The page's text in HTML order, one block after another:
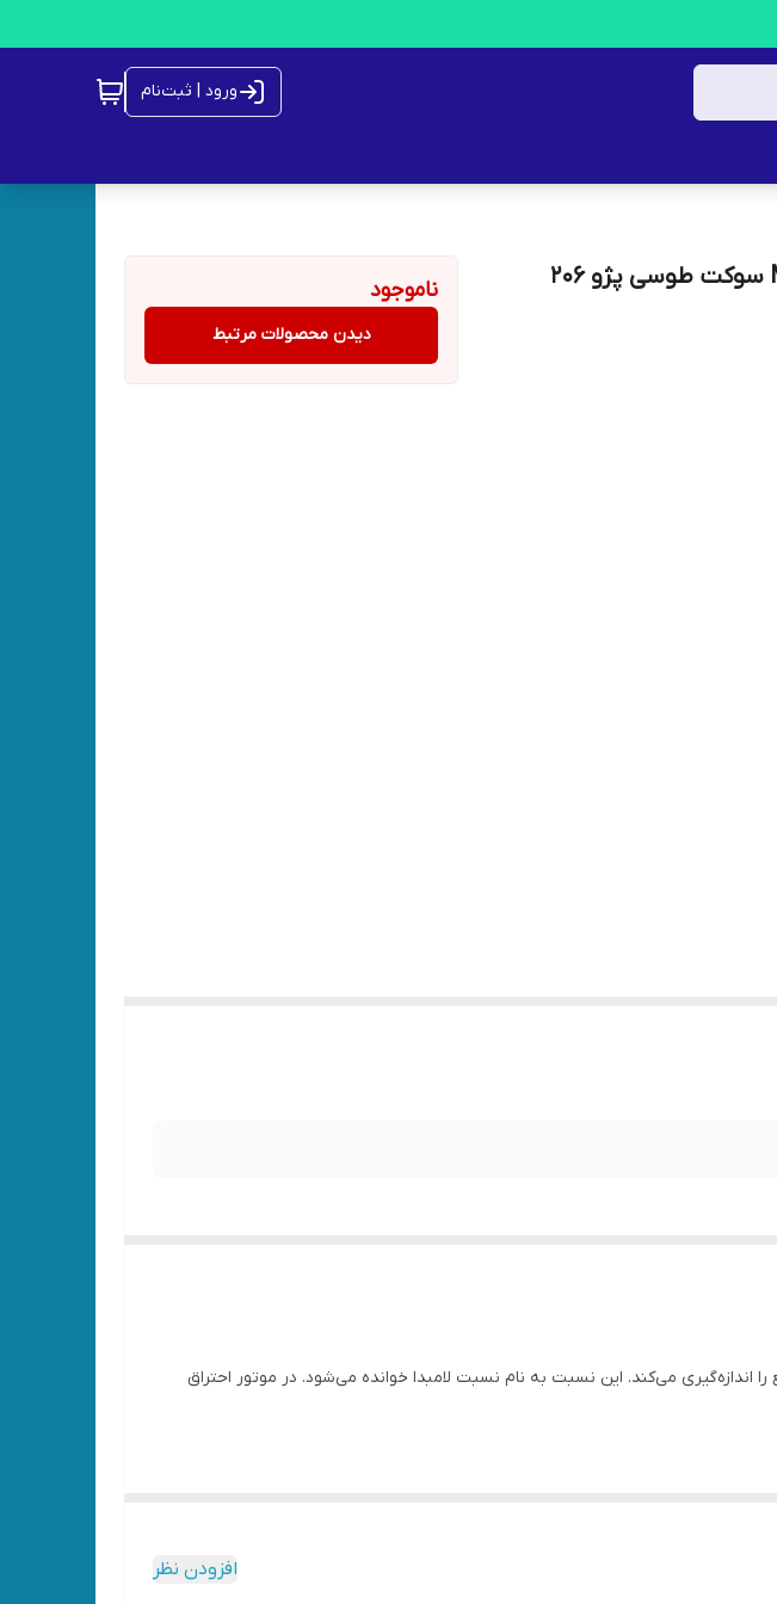
ورود | ثبت‌نام
ناموجود
دیدن محصولات مرتبط
را اندازه‌گیری می‌کند. این نسبت به نام نسبت لامبدا خوانده می‌شود. در موتور احتراق
افزودن نظر